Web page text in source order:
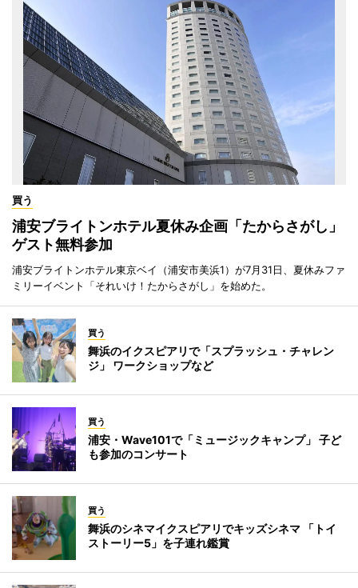
買う
浦安ブライトンホテル夏休み企画「たからさがし」
ゲスト無料参加
浦安ブライトンホテル東京ベイ（浦安市美浜1）が7月31日、夏休みファ
ミリーイベント「それいけ！たからさがし」を始めた。
買う
舞浜のイクスピアリで「スプラッシュ・チャレン
ジ」 ワークショップなど
買う
浦安・Wave101で「ミュージックキャンプ」 子ど
も参加のコンサート
買う
舞浜のシネマイクスピアリでキッズシネマ 「トイ
ストーリー5」を子連れ鑑賞